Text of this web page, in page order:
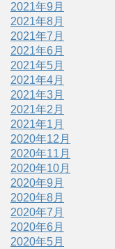
2021年9月
2021年8月
2021年7月
2021年6月
2021年5月
2021年4月
2021年3月
2021年2月
2021年1月
2020年12月
2020年11月
2020年10月
2020年9月
2020年8月
2020年7月
2020年6月
2020年5月